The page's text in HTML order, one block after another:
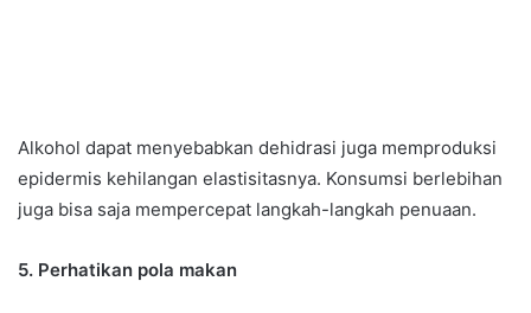
Alkohol dapat menyebabkan dehidrasi juga memproduksi
epidermis kehilangan elastisitasnya. Konsumsi berlebihan
juga bisa saja mempercepat langkah-langkah penuaan.
5. Perhatikan pola makan